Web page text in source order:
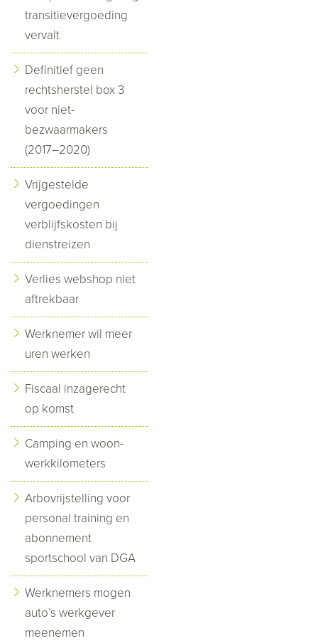
transitievergoeding
vervalt
Definitief geen
rechtsherstel box 3
voor niet-
bezwaarmakers
(2017–2020)
Vrijgestelde
vergoedingen
verblijfskosten bij
dienstreizen
Verlies webshop niet
aftrekbaar
Werknemer wil meer
uren werken
Fiscaal inzagerecht
op komst
Camping en woon-
werkkilometers
Arbovrijstelling voor
personal training en
abonnement
sportschool van DGA
Werknemers mogen
auto’s werkgever
meenemen